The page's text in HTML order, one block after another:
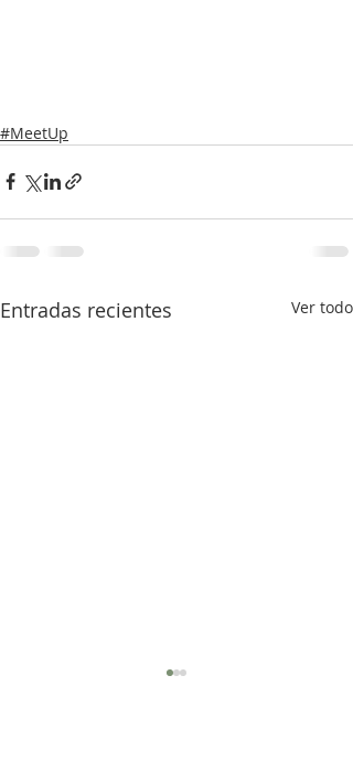
#MeetUp
Entradas recientes Ver todo